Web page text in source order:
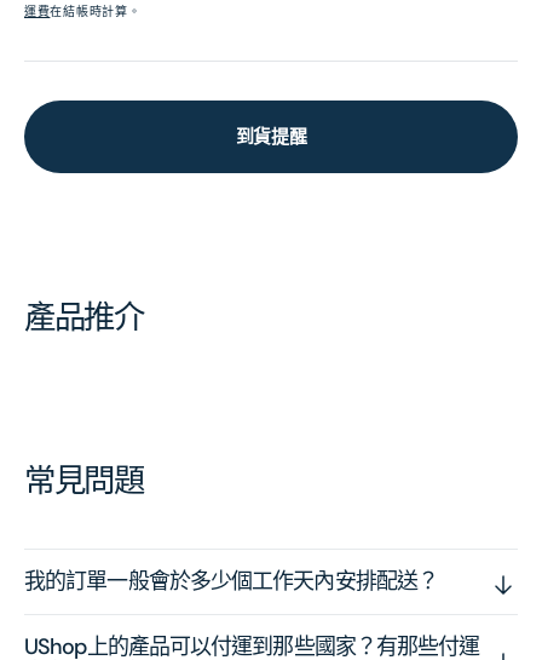
價
運費在結帳時計算。
到貨提醒
產品推介
常見問題
我的訂單一般會於多少個工作天內安排配送？
UShop上的產品可以付運到那些國家？有那些付運